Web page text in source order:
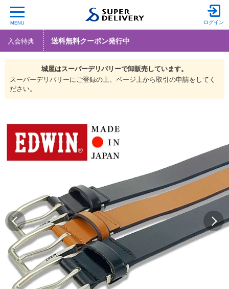
MENU ログイン
入会特典 送料無料クーポン発行中
城屋はスーパーデリバリーで卸販売しています。
スーパーデリバリーにご登録の上、ページ上から取引の申請をしてく
ださい。